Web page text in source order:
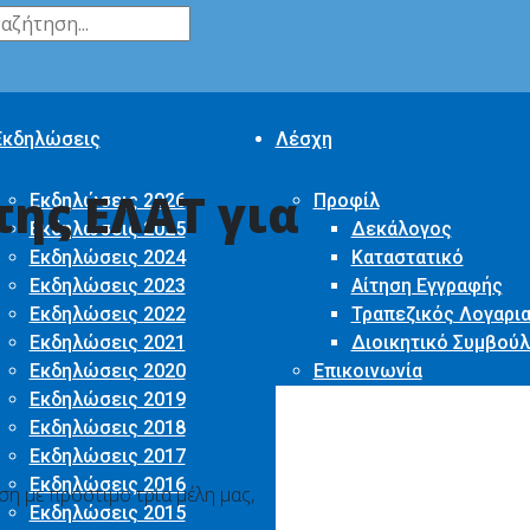
Εκδηλώσεις 2026
Εκδηλώσεις 2025
Εκδηλώσεις 2024
Εκδηλώσεις 2023
Εκδηλώσεις 2022
Εκδηλώσεις 2021
Εκδηλώσεις 2020
Εκδηλώσεις 2019
Εκδηλώσεις 2018
Εκδηλώσεις 2017
Εκδηλώσεις 2016
Εκδηλώσεις 2015
Λέσχη
Προφίλ
Δεκάλογος
Καταστατικό
Αίτηση Εγγραφής
Τραπεζικός
Διοικητικό
Επικοινωνία
ΕΛΑΤ για
με πρόστιμο τρία μέλη μας,